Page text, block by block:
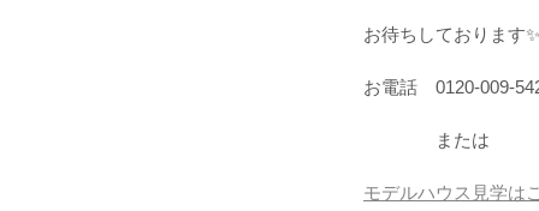
お待ちしております✨
お電話　0120-009-
または
モデルハウス見学は